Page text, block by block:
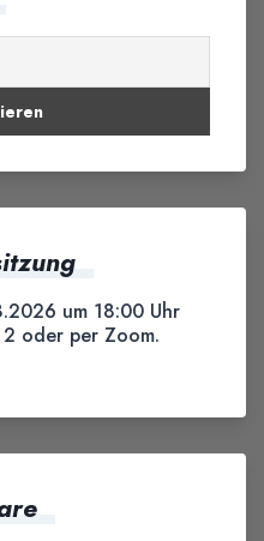
um 18:00 Uhr
oder per Zoom.